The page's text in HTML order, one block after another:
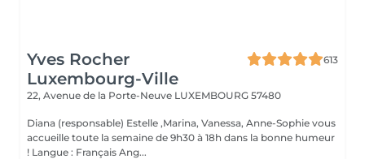
Yves Rocher
Luxembourg-Ville
613
22, Avenue de la Porte-Neuve LUXEMBOURG 57480
Diana (responsable) Estelle ,Marina, Vanessa, Anne-Sophie vous
accueille toute la semaine de 9h30 à 18h dans la bonne humeur
! Langue : Français Ang...